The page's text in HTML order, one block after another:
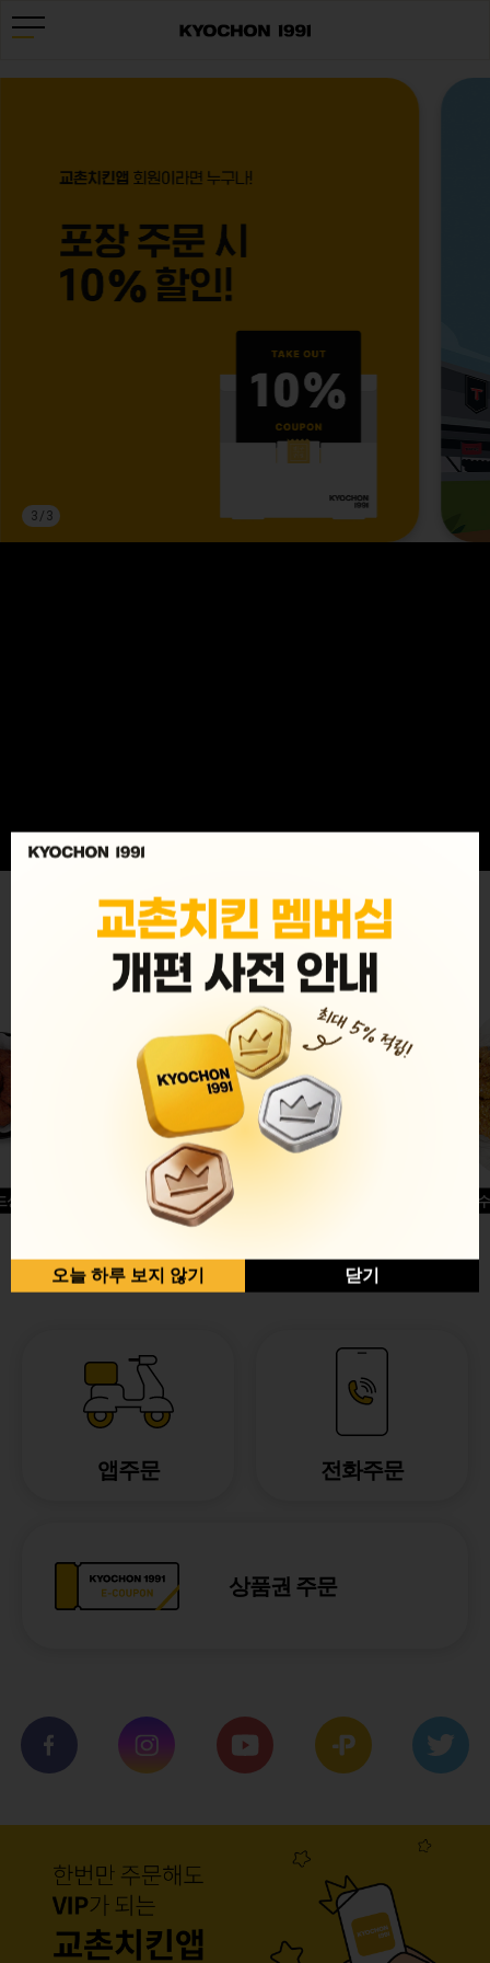
3/ 3
MENU
글윙
반반순살[레드+허니]
허니옥
앱주문 전화주문
상품권 주문
오늘 하루 보지 않기 닫기